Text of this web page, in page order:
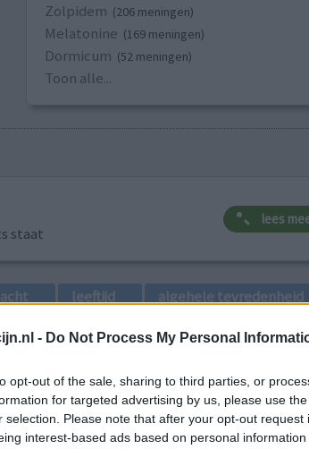
- Do Not Process My Personal
opt-out of the sale, sharing to third parties, or
for targeted advertising by us, please use
selection. Please note that after your opt-out request
interest-based ads based on personal
Zolpidem (206 meningen)
Melatonine (169 meningen)
Dormicum (52 meningen)
Toon alle...
staat
lees
leeftijd algehele tevredenheid
1